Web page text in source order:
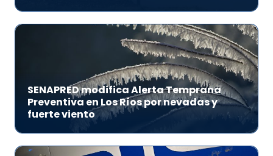
SENAPRED modifica Alerta Temprana
Preventiva en Los Ríos por nevadas y
fuerte viento